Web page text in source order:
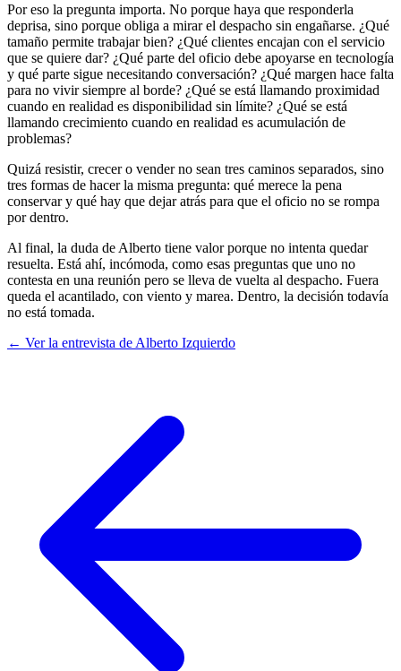
Por eso la pregunta importa. No porque haya que responderla
deprisa, sino porque obliga a mirar el despacho sin engañarse. ¿Qué
tamaño permite trabajar bien? ¿Qué clientes encajan con el servicio
que se quiere dar? ¿Qué parte del oficio debe apoyarse en tecnología
y qué parte sigue necesitando conversación? ¿Qué margen hace falta
para no vivir siempre al borde? ¿Qué se está llamando proximidad
cuando en realidad es disponibilidad sin límite? ¿Qué se está
llamando crecimiento cuando en realidad es acumulación de
problemas?
Quizá resistir, crecer o vender no sean tres caminos separados, sino
tres formas de hacer la misma pregunta: qué merece la pena
conservar y qué hay que dejar atrás para que el oficio no se rompa
por dentro.
Al final, la duda de Alberto tiene valor porque no intenta quedar
resuelta. Está ahí, incómoda, como esas preguntas que uno no
contesta en una reunión pero se lleva de vuelta al despacho. Fuera
queda el acantilado, con viento y marea. Dentro, la decisión todavía
no está tomada.
← Ver la entrevista de Alberto Izquierdo